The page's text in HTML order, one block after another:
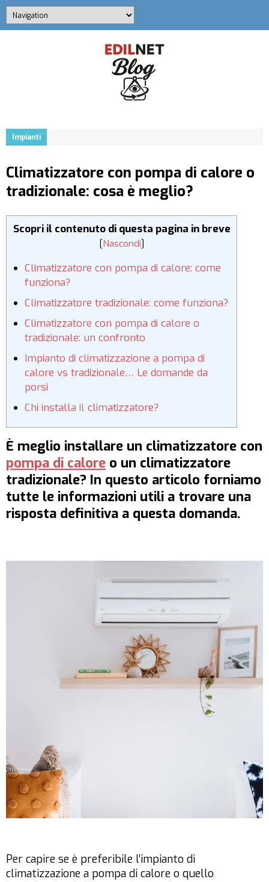
Impianti
Climatizzatore con pompa di calore o
tradizionale: cosa è meglio?
Scopri il contenuto di questa pagina in breve
[Nascondi]
Climatizzatore con pompa di calore: come
funziona?
Climatizzatore tradizionale: come funziona?
Climatizzatore con pompa di calore o
tradizionale: un confronto
Impianto di climatizzazione a pompa di
calore vs tradizionale… Le domande da
porsi
Chi installa il climatizzatore?
È meglio installare un climatizzatore con
pompa di calore o un climatizzatore
tradizionale? In questo articolo forniamo
tutte le informazioni utili a trovare una
risposta definitiva a questa domanda.
Per capire se è preferibile l’impianto di
climatizzazione a pompa di calore o quello